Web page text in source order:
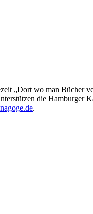
„Dort wo man Bücher
die Hamburger
.